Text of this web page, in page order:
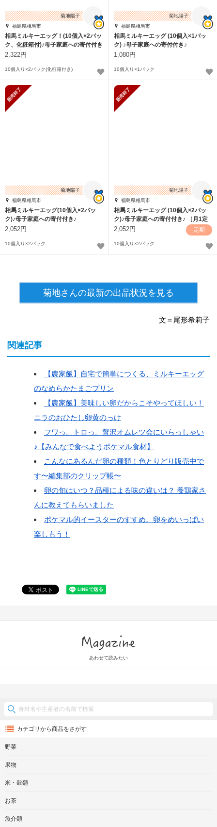
菊地陽子
福島県相馬市
相馬ミルキーエッグ！(10個入×2パッ
ク、化粧箱付)♪母子家庭への寄付付き
♪
2,322円
10個入り×2パック(化粧箱付き)
菊地陽子
福島県相馬市
相馬ミルキーエッグ (10個入×1パッ
ク) ♪母子家庭への寄付付き♪
1,080円
10個入り×1パック
菊地陽子
福島県相馬市
相馬ミルキーエッグ(10個入×2パッ
ク)♪母子家庭への寄付付き♪
2,052円
10個入り×2パック
菊地陽子
福島県相馬市
相馬ミルキーエッグ (10個入×2パッ
ク)♪母子家庭への寄付付き♪ ［月1定
期］
2,052円 定期
10個入り×2パック
菊地さんの最新の出品状況を見る
文＝尾形希莉子
関連記事
【農家飯】自宅で簡単につくる、ミルキーエッグ
のなめらかたまごプリン
【農家飯】美味しい卵だからこそやってほしい！
ニラのおひたし卵黄のっけ
フワっ。トロっ。贅沢オムレツ会にいらっしゃい
♪【みんなで食べようポケマル食材】
こんなにあるんだ卵の種類！色とりどり販売中で
す〜編集部のクリップ帳〜
卵の旬はいつ？品種による味の違いは？ 養鶏家さ
んに教えてもらいました
ポケマル的イースターのすすめ。卵をめいっぱい
楽しもう！
あわせて読みたい
カテゴリから商品をさがす
野菜
果物
米・穀類
お茶
魚介類